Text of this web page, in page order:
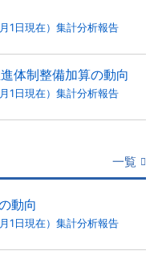
1日現在）集計分析報告
体制整備加算の動向
1日現在）集計分析報告
一覧
動向
1日現在）集計分析報告